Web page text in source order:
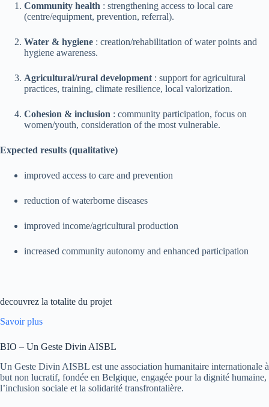
Community health : strengthening access to local care
(centre/equipment, prevention, referral).
Water & hygiene : creation/rehabilitation of water points and
hygiene awareness.
Agricultural/rural development : support for agricultural
practices, training, climate resilience, local valorization.
Cohesion & inclusion : community participation, focus on
women/youth, consideration of the most vulnerable.
Expected results (qualitative)
improved access to care and prevention
reduction of waterborne diseases
improved income/agricultural production
increased community autonomy and enhanced participation
decouvrez la totalite du projet
Savoir plus
BIO – Un Geste Divin AISBL
Un Geste Divin AISBL est une association humanitaire internationale à
but non lucratif, fondée en Belgique, engagée pour la dignité humaine,
l’inclusion sociale et la solidarité transfrontalière.